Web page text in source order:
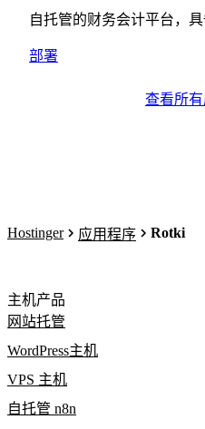
自托管的财务会计平台，
部署
查看所
Hostinger 应用程序 Rotki
主机产品
网站托管
WordPress主机
VPS 主机
自托管 n8n